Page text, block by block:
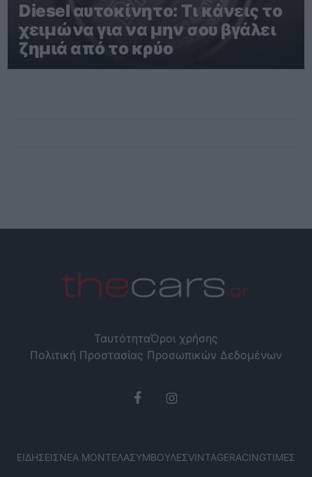
Diesel αυτοκίνητο: Τι κάνεις το
χειμώνα για να μην σου βγάλει
ζημιά από το κρύο
ΤαυτότηταΌροι χρήσης
Πολιτική Προστασίας Προσωπικών Δεδομένων
ΕΙΔΉΣΕΙΣΝΈΑ ΜΟΝΤΈΛΑΣΥΜΒΟΥΛΈΣVINTAGERACINGΤΙΜΈΣ